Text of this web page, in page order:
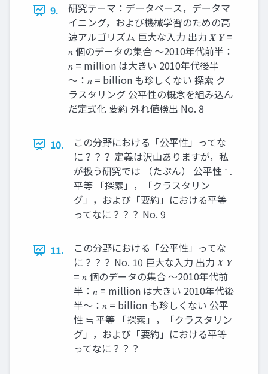
9.
研究テーマ：データベース，データマ
イニング，および機械学習のための高
速アルゴリズム 巨大な入力 出力 𝑿 𝒀 =
𝑛 個のデータの集合 ～2010年代前半：
𝑛 = million は大きい 2010年代後半
～：𝑛 = billion も珍しくない 探索 ク
ラスタリング 公平性の概念を組み込ん
だ定式化 要約 外れ値検出 No. 8
10.
この分野における「公平性」ってな
に？？？ 定義は沢山ありますが，私
が扱う研究では （たぶん） 公平性 ≒
平等 「探索」，「クラスタリン
グ」，および「要約」における平等
ってなに？？？ No. 9
11.
この分野における「公平性」ってな
に？？？ No. 10 巨大な入力 出力 𝑿 𝒀
= 𝑛 個のデータの集合 ～2010年代前
半：𝑛 = million は大きい 2010年代後
半～：𝑛 = billion も珍しくない 公平
性 ≒ 平等 「探索」，「クラスタリン
グ」，および「要約」における平等
ってなに？？？